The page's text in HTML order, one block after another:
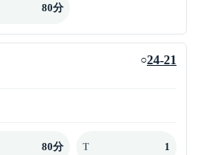
80分
○24-21
80分 T 1